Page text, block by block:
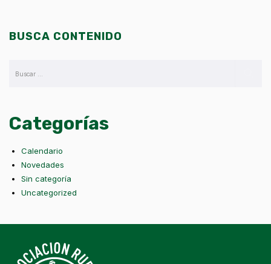
BUSCA CONTENIDO
Categorías
Calendario
Novedades
Sin categoría
Uncategorized